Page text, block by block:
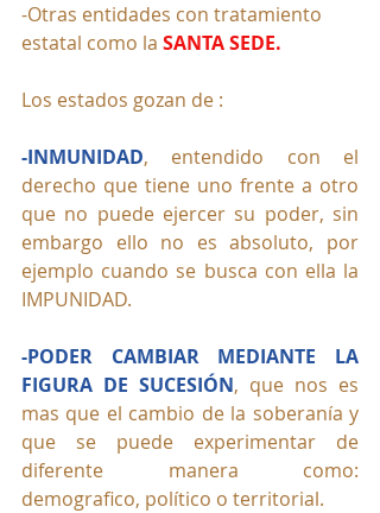
-Otras entidades con tratamiento
estatal como la SANTA SEDE.
Los estados gozan de :
-INMUNIDAD, entendido con el
derecho que tiene uno frente a otro
que no puede ejercer su poder, sin
embargo ello no es absoluto, por
ejemplo cuando se busca con ella la
IMPUNIDAD.
-PODER CAMBIAR MEDIANTE LA
FIGURA DE SUCESIÓN, que nos es
mas que el cambio de la soberanía y
que se puede experimentar de
diferente manera como:
demografico, político o territorial.